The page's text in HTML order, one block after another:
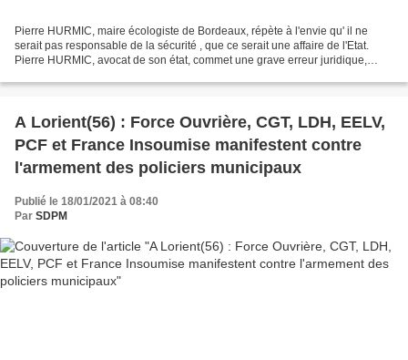
Pierre HURMIC, maire écologiste de Bordeaux, répète à l'envie qu' il ne
serait pas responsable de la sécurité , que ce serait une affaire de l'Etat.
Pierre HURMIC, avocat de son état, commet une grave erreur juridique,
A Lorient(56) : Force Ouvrière, CGT, LDH, EELV,
PCF et France Insoumise manifestent contre
l'armement des policiers municipaux
Publié le 18/01/2021 à 08:40
Par SDPM